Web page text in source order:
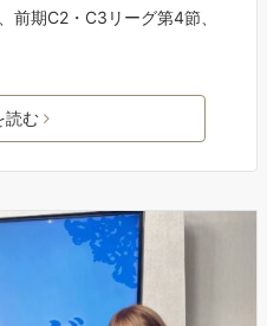
前期C2・C3リーグ第4節、
読む